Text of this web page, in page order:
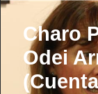
Charo
Odei